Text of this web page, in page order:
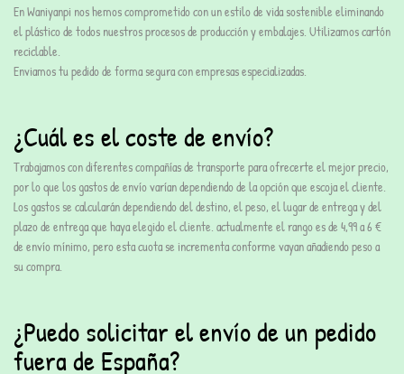
EnWaniyanpi nos hemos comprometido con un estilo de vida sostenible eliminando
el plásticode todos nuestros procesos de producción y embalajes. Utilizamos cartón
reciclable.
Enviamos tu pedido de forma segura con empresas especializadas.
¿Cuál es el coste de envío?
Trabajamos condiferentes compañías de transporte para ofrecerte el mejor precio,
por lo que los gastos de envío varían dependiendo de la opción que escoja el cliente.
Los gastos se calcularán dependiendo del destino, el peso, el lugar de entrega y del
plazo de entrega que haya elegido el cliente. actualmente el rango es de 4,99 a 6 €
de envío mínimo, pero esta cuota se incrementa conforme vayan añadiendo peso a
su compra.
¿Puedo solicitar el envío de un pedido
fuera de España?